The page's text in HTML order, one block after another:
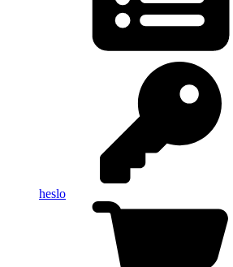
heslo